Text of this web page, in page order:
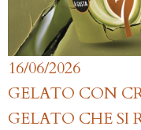
16/06/2026
GELATO CON
GELATO CHE SI